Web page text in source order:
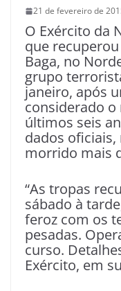
21 de fevereiro de
O Exército da
que
Baga, no
grupo
janeiro, após
considerado
últimos seis
dados
morrido mais
“As tropas
sábado à
feroz com os
pesadas.
curso.
Exército, em